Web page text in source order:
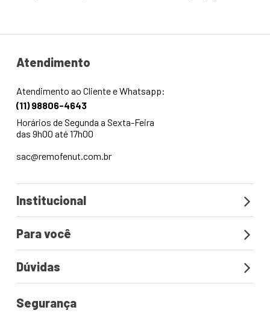
Atendimento
Atendimento ao Cliente e Whatsapp:
(11) 98806-4643
Horários de Segunda a Sexta-Feira
das 9h00 até 17h00
sac@remofenut.com.br
Institucional
Para você
Dúvidas
Segurança